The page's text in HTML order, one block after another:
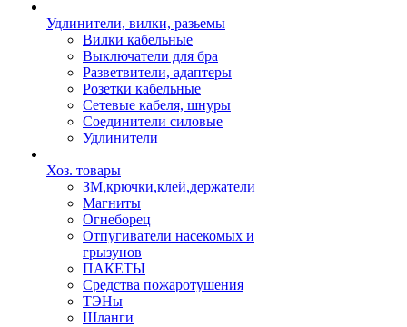
Удлинители, вилки, разьемы
Вилки кабельные
Выключатели для бра
Разветвители, адаптеры
Розетки кабельные
Сетевые кабеля, шнуры
Соединители силовые
Удлинители
Хоз. товары
ЗМ,крючки,клей,держатели
Магниты
Огнеборец
Отпугиватели насекомых и
грызунов
ПАКЕТЫ
Средства пожаротушения
ТЭНы
Шланги